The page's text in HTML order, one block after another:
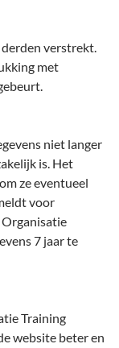
verstrekt.
met
niet langer
is. Het
ze eventueel
voor
Organisatie
7 jaar te
Training
website beter en